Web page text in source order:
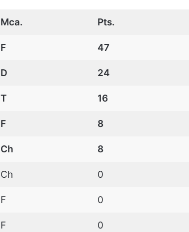
Mca. Pts.
F 47
D 24
T 16
F 8
Ch 8
Ch 0
F 0
F 0